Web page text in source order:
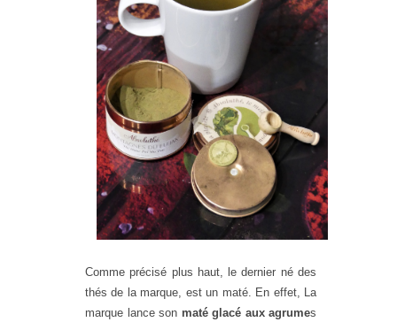
Comme précisé plus haut, le dernier né des
thés de la marque, est un maté. En effet, La
marque lance son maté glacé aux agrumes